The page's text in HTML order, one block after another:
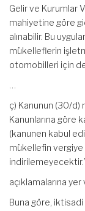
Gelir ve Kurumlar
mahiyetine göre
alınabilir. Bu
mükelleflerin
otomobilleri için
…
ç) Kanunun (30/d)
Kanunlarına göre
(kanunen kabul
mükellefin vergiye
açıklamalarına
Buna göre, iktisadi